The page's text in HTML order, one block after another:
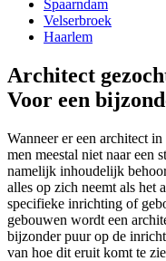
Spaarndam
Velserbroek
Haarlem
Architect
Voor een
Wanneer er een architect
men meestal niet naar een
namelijk inhoudelijk
alles op zich neemt als het
specifieke inrichting of
gebouwen wordt een
bijzonder puur op de
van hoe dit eruit komt te